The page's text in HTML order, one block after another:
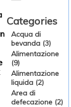
Categories
Acqua di
bevanda (3)
Alimentazione
(9)
Alimentazione
liquida (2)
Area di
defecazione (2)